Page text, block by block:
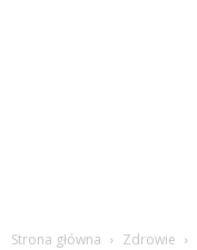
Strona główna Zdrowie